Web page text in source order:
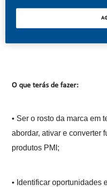
Representative - uma
O que terás de fazer:
• Ser o rosto da marca em
abordar, ativar e converter
produtos PMI;
• Identificar oportunidades